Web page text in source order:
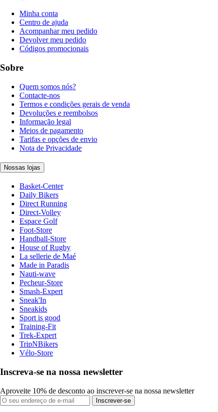
Minha conta
Centro de ajuda
Acompanhar meu pedido
Devolver meu pedido
Códigos promocionais
Sobre
Quem somos nós?
Contacte-nos
Termos e condições gerais de venda
Devoluções e reembolsos
Informação legal
Meios de pagamento
Tarifas e opções de envio
Nota de Privacidade
Nossas lojas
Basket-Center
Daily Bikers
Direct Running
Direct-Volley
Espace Golf
Foot-Store
Handball-Store
House of Rugby
La sellerie de Maé
Made in Paradis
Nauti-wave
Pecheur-Store
Smash-Expert
Sneak'In
Sneakids
Sport is good
Training-Fit
Trek-Expert
TripNBikers
Vélo-Store
Inscreva-se na nossa newsletter
Aproveite 10% de desconto ao inscrever-se na nossa newsletter
Inscrever-se